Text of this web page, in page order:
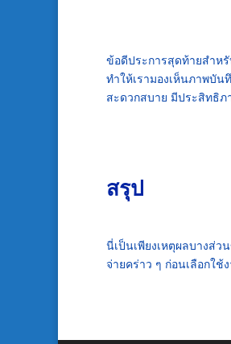
ข้อดีประการสุดท้ายสำห
ทำให้เรามองเห็นภาพบัน
สะดวกสบาย มีประสิทธิภ
สรุป
นี่เป็นเพียงเหตุผลบางส่ว
จ่ายคร่าว ๆ ก่อนเลือกใช้